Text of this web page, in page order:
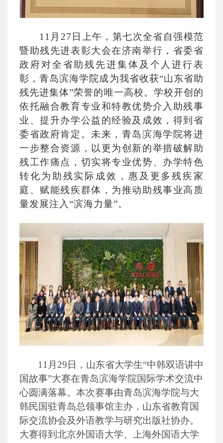
11月27日上午，第七次全省自强模范
暨助残先进表彰大会在济南举行，省委省
政府对全省助残先进集体及个人进行表
彰，青岛滨海学院成为我省收获“山东省助
残先进集体”荣誉的唯一高校。学校开创的
依托融合教育专业和特教优势介入助残事
业、提升办学公益的经验及成效，得到省
委省政府肯定。未来，青岛滨海学院将进
一步整合资源，以更为创新的举措破解助
残工作痛点，切实将专业优势、办学特色
转化为助残实际成效，惠及更多残疾家
庭、赋能残疾群体，为推动助残事业高质
量发展注入“滨海力量”。
11月29日，山东省大学生“中韩双语讲中
国故事”大赛在青岛滨海学院国际学术交流中
心圆满落幕。本次赛事由青岛滨海学院与大
韩民国驻青岛总领事馆主办，山东省教育国
际交流协会及外语教学与研究出版社协办。
大赛得到北京外国语大学、上海外国语大学